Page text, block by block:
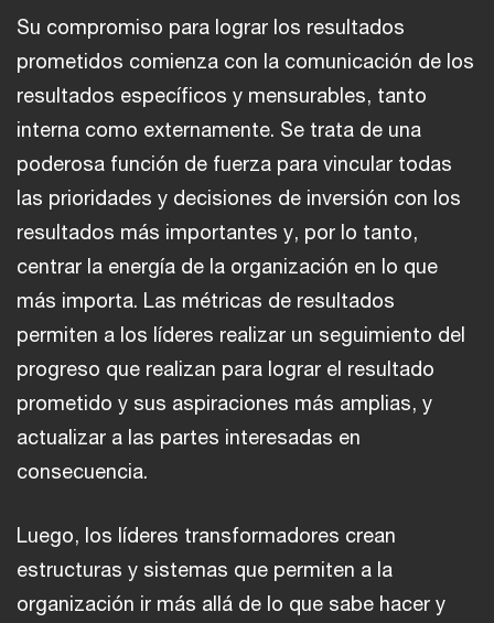
Su compromiso para lograr los resultados
prometidos comienza con la comunicación de los
resultados específicos y mensurables, tanto
interna como externamente. Se trata de una
poderosa función de fuerza para vincular todas
las prioridades y decisiones de inversión con los
resultados más importantes y, por lo tanto,
centrar la energía de la organización en lo que
más importa. Las métricas de resultados
permiten a los líderes realizar un seguimiento del
progreso que realizan para lograr el resultado
prometido y sus aspiraciones más amplias, y
actualizar a las partes interesadas en
consecuencia.
Luego, los líderes transformadores crean
estructuras y sistemas que permiten a la
organización ir más allá de lo que sabe hacer y